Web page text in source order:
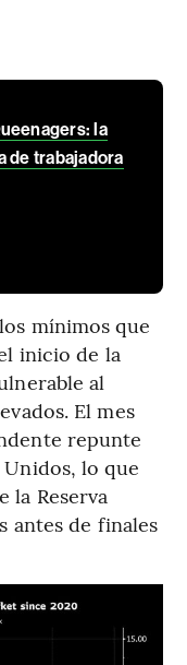
la
de trabajadora
mínimos que
inicio de la
al
El mes
repunte
lo que
la Reserva
antes de finales